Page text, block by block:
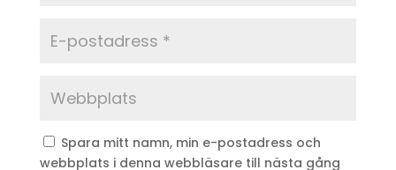
Spara mitt namn, min e-postadress och
webbplats i denna webbläsare till nästa gång